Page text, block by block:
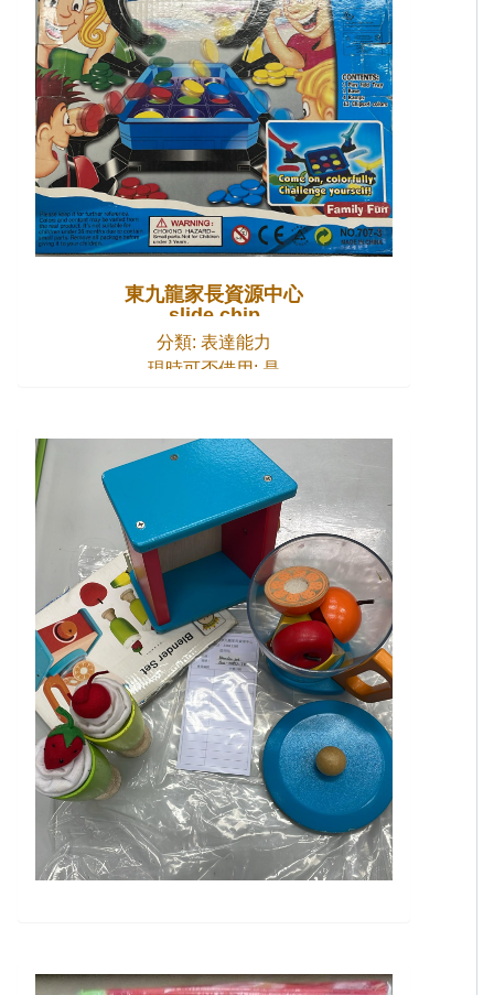
東九龍家長資源中心
slide chip
分類: 表達能力
現時可否借用: 是